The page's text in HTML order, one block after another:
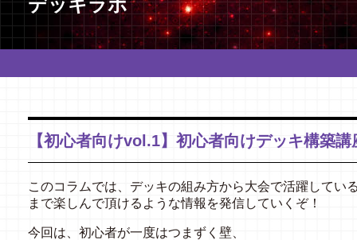
デッキラボ
【初心者向けvol.1】初心者向けデッキ構築講
このコラムでは、デッキの組み方から大会で活躍してい
まで楽しんで頂けるような情報を発信していくぞ！
今回は、初心者が一度はつまずく壁、